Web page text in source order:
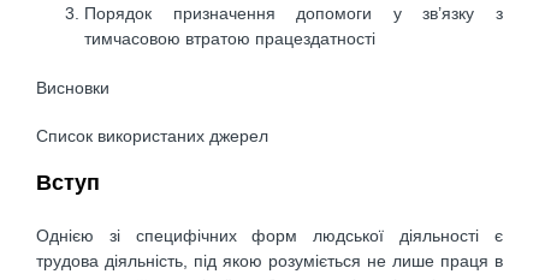
Порядок призначення допомоги у зв’язку з
тимчасовою втратою працездатності
Висновки
Список використаних джерел
Вступ
Однією зі специфічних форм людської діяльності є
трудова діяльність, під якою розуміється не лише праця в